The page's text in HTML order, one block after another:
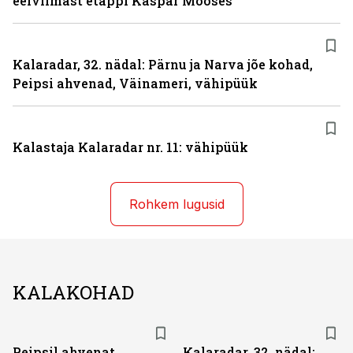
Kalaradar, 32. nädal: Pärnu ja Narva jõe kohad,
Peipsi ahvenad, Väinameri, vähipüük
Kalastaja Kalaradar nr. 11: vähipüük
Rohkem lugusid
KALAKOHAD